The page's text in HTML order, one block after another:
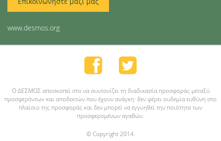
www.desmos.org
O ΔΕΣΜΟΣ αποσκοπεί στο να συντονίζει τη διαδικασία προσφοράς μεταξύ
προσφερόντων και αποδεκτών που έχουν ανάγκη· δεν φέρει ουδεμία ευθύνη στο
πλαίσιο της προσφοράς και δεν μπορεί να εγγυηθεί την ποιότητα των
προσφερομένων αγαθών.
© Copyright 2014.